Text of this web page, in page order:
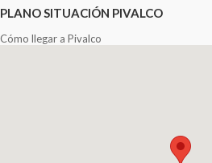
PLANO SITUACIÓN PIVALCO
Cómo llegar a Pivalco